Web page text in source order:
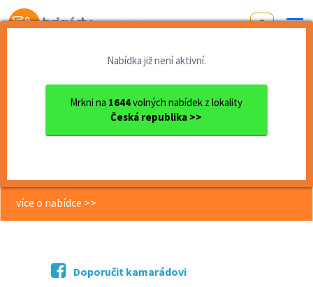
Od první brigády
Nabídka již není aktivní.
Mrkni na 1644volných nabídek z lokality
Česká republika >>
Středočeský kraj
okres Příbram
Příbram
Lektor/ka příměstského tábo...
Lektor/ka příměstského tábora
více o nabídce >>
Doporučit kamarádovi